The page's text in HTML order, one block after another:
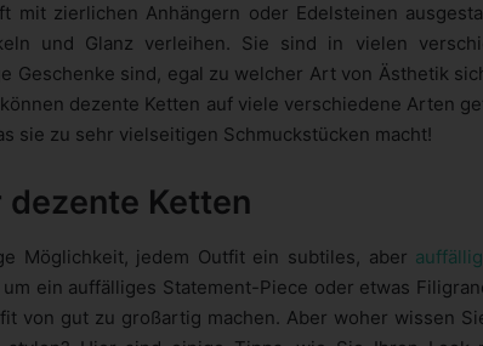
mit zierlichen Anhängern oder Edelsteinen
und Glanz verleihen. Sie sind in vielen
Geschenke sind, egal zu welcher Art von Ästhetik
dezente Ketten auf viele verschiedene Arten
sie zu sehr vielseitigen Schmuckstücken macht!
Ketten
Möglichkeit, jedem Outfit ein subtiles, aber
ein auffälliges Statement-Piece oder etwas
von gut zu großartig machen. Aber woher wissen